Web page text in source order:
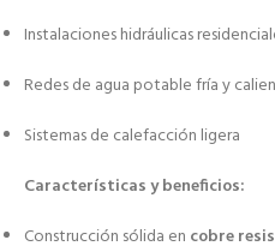
Instalaciones hidráulicas
Redes de agua potable fría y
Sistemas de calefacción ligera
Características y beneficios:
Construcción sólida en cobre